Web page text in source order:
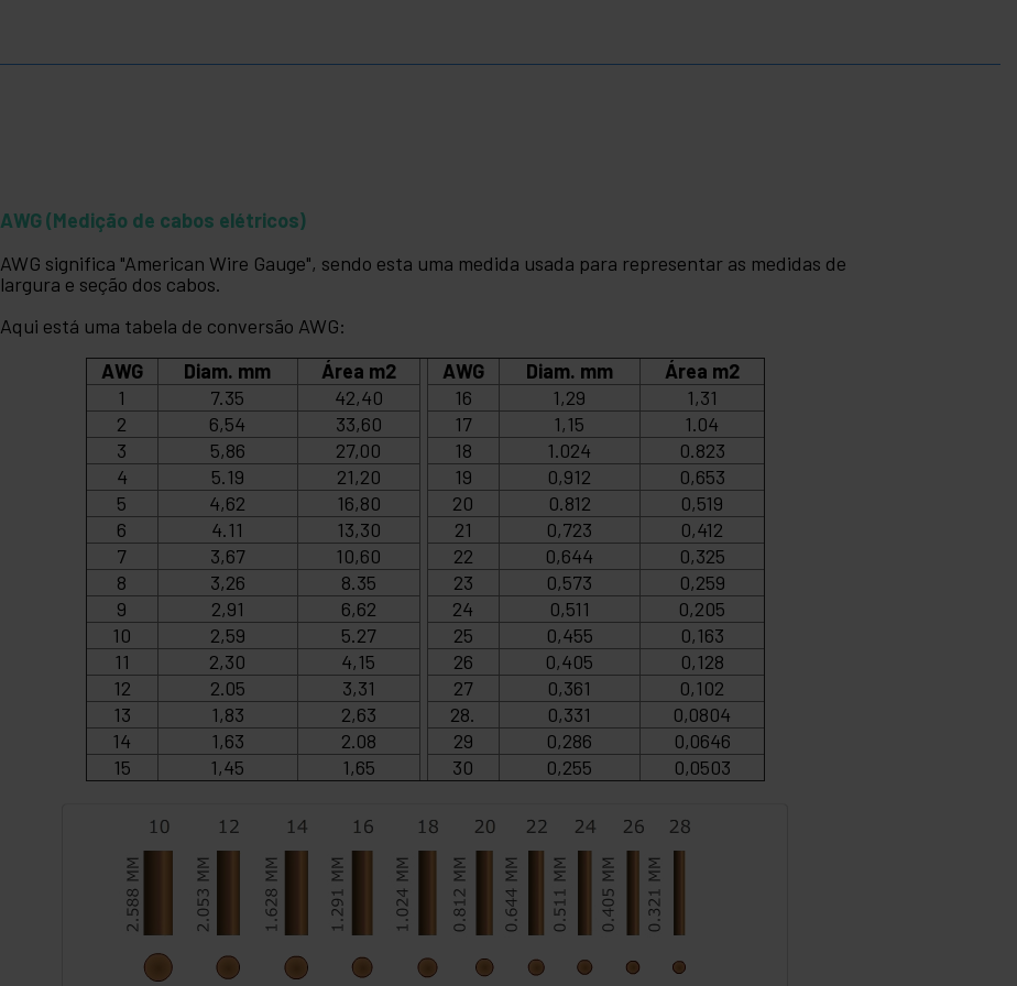
AWG (Medição de cabos elétricos)
AWG significa "American Wire Gauge", sendo esta uma medida usada para representar as medidas de
largura e seção dos cabos.
Aqui está uma tabela de conversão AWG:
AWG
Diam. mm Área m2 AWG Diam. mm
Área m2
1
7.35 42,40 16 1,29
1,31
2
6,54 33,60 17 1,15
1.04
3
5,86 27,00 18 1.024
0.823
4
5.19 21,20 19 0,912
0,653
5
4,62 16,80 20 0.812
0,519
6
4.11 13,30 21 0,723
0,412
7
3,67 10,60 22 0,644
0,325
8
3,26 8.35 23 0,573
0,259
9
2,91 6,62 24 0,511
0,205
10
2,59 5.27 25 0,455
0,163
11
2,30 4,15 26 0,405
0,128
12
2.05 3,31 27 0,361
0,102
13
1,83 2,63 28. 0,331
0,0804
14
1,63 2.08 29 0,286
0,0646
15
1,45 1,65 30 0,255 0,0503